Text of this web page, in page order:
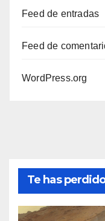
Feed de entradas
Feed de
WordPress.org
Te has